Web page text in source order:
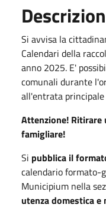
Si avvisa la
Calendari della
anno 2025. E'
comunali durante
all'entrata
Attenzione! Ritirare
famigliare!
Si pubblica il
calendario formato-
Municipium nella
utenza domesticae